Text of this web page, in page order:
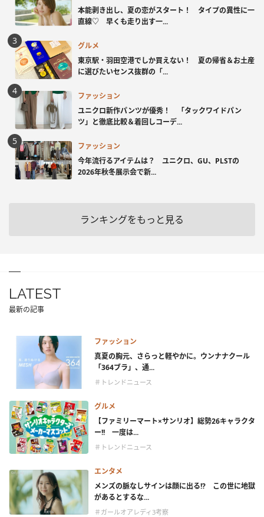
本能剥き出し、夏の恋がスタート！ タイプの異性に一
直線♡ 早くも走り出す一...
グルメ
東京駅・羽田空港でしか買えない！ 夏の帰省＆お土産
に選びたいセンス抜群の「...
ファッション
ユニクロ新作パンツが優秀！ 「タックワイドパン
ツ」と徹底比較＆着回しコーデ...
ファッション
今年流行るアイテムは？ ユニクロ、GU、PLSTの
2026年秋冬展示会で新...
ランキングをもっと見る
LATEST
最新の記事
ファッション
真夏の胸元、さらっと軽やかに。ウンナナクール
「364ブラ」、通...
＃トレンドニュース
グルメ
【ファミリーマート×サンリオ】総勢26キャラクタ
ー!! 一度は...
＃トレンドニュース
エンタメ
メンズの脈なしサインは顔に出る!? この世に地獄
があるとするな...
＃ガールオアレディ3考察